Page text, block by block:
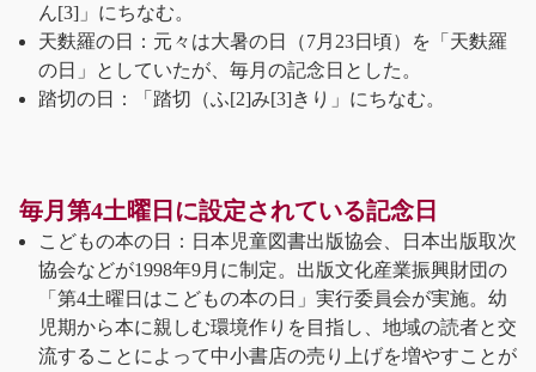
ん[3]」にちなむ。
天麩羅の日：元々は大暑の日（7月23日頃）を「天麩羅
の日」としていたが、毎月の記念日とした。
踏切の日：「踏切（ふ[2]み[3]きり」にちなむ。
毎月第4土曜日に設定されている記念日
こどもの本の日：日本児童図書出版協会、日本出版取次
協会などが1998年9月に制定。出版文化産業振興財団の
「第4土曜日はこどもの本の日」実行委員会が実施。幼
児期から本に親しむ環境作りを目指し、地域の読者と交
流することによって中小書店の売り上げを増やすことが